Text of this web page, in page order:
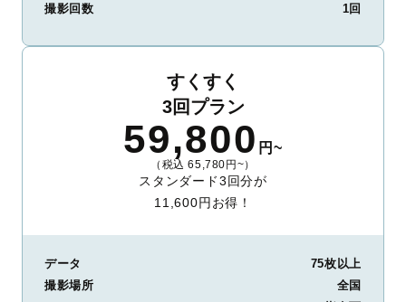
撮影回数
1回
すくすく
3回プラン
59,800 円~
（税込 65,780円~）
スタンダード3回分が
11,600円お得！
データ
75枚以上
撮影場所
全国